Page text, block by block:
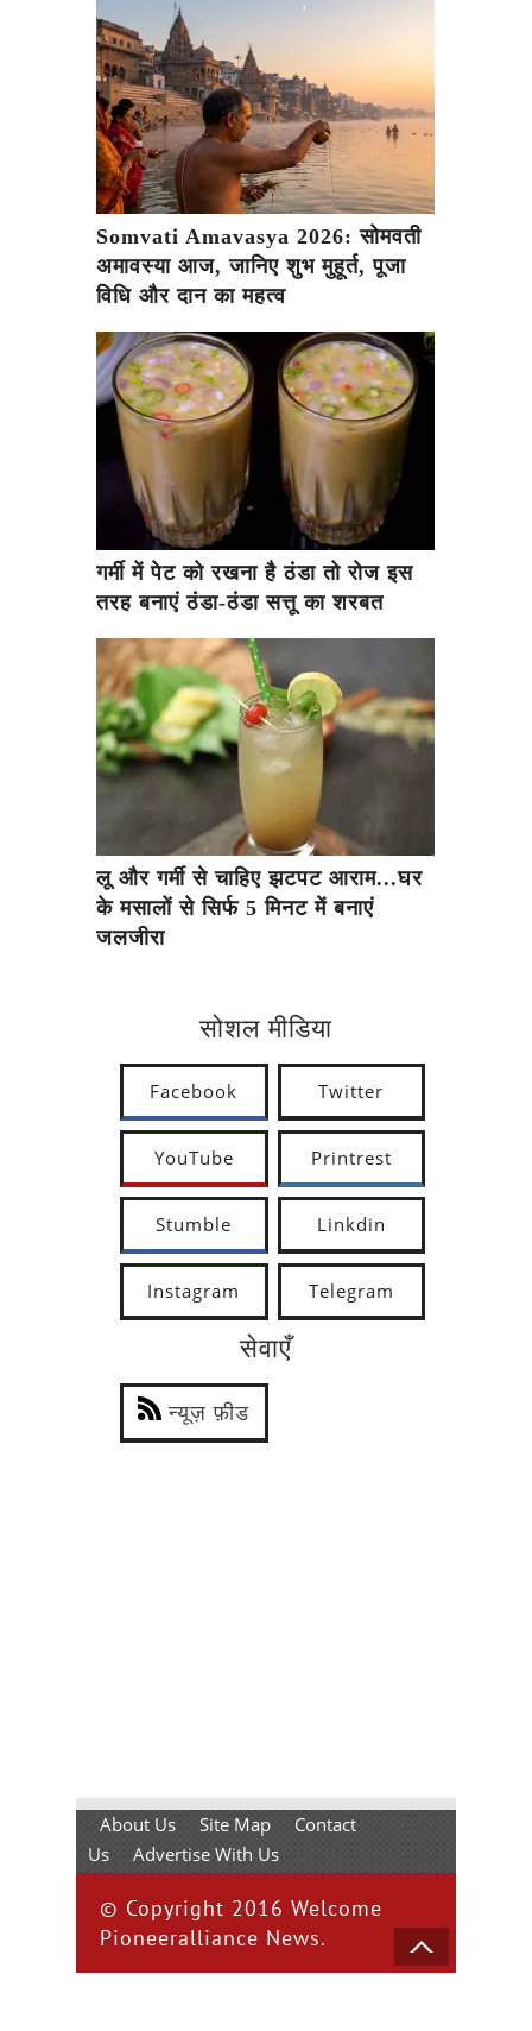
Somvati Amavasya 2026: सोमवती
अमावस्या आज, जानिए शुभ मुहूर्त, पूजा
विधि और दान का महत्व
गर्मी में पेट को रखना है ठंडा तो रोज इस
तरह बनाएं ठंडा-ठंडा सत्तू का शरबत
लू और गर्मी से चाहिए झटपट आराम...घर
के मसालों से सिर्फ 5 मिनट में बनाएं
जलजीरा
सोशल मीडिया
Facebook Twitter
YouTube Printrest
Stumble Linkdin
Instagram Telegram
सेवाएँ
न्यूज़ फ़ीड
About Us Site Map
Contact
Us
Advertise With Us
© Copyright 2016 Welcome
Pioneeralliance News.